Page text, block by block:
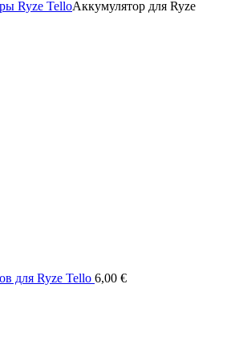
Ryze TelloАккумулятор для Ryze
для Ryze Tello 6,00 €